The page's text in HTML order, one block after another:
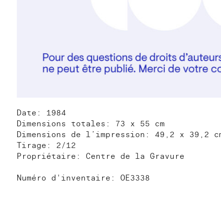
Date: 1984
Dimensions totales: 73 x 55 cm
Dimensions de l’impression: 49,2 x 39,2
Tirage: 2/12
Propriétaire: Centre de la Gravure
Numéro d'inventaire: OE3338